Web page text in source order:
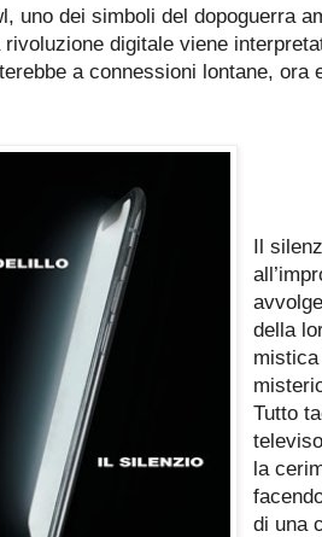
uno dei simboli del dopoguerra
rivoluzione digitale viene
a connessioni lontane, ora
Il
della
Tutto
la
di una